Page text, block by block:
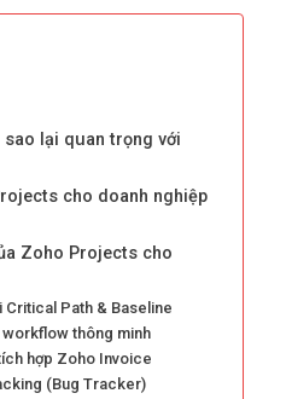
lại quan trọng với
cho doanh nghiệp
Zoho Projects cho
Critical Path & Baseline
thông minh
hợp Zoho Invoice
(Bug Tracker)